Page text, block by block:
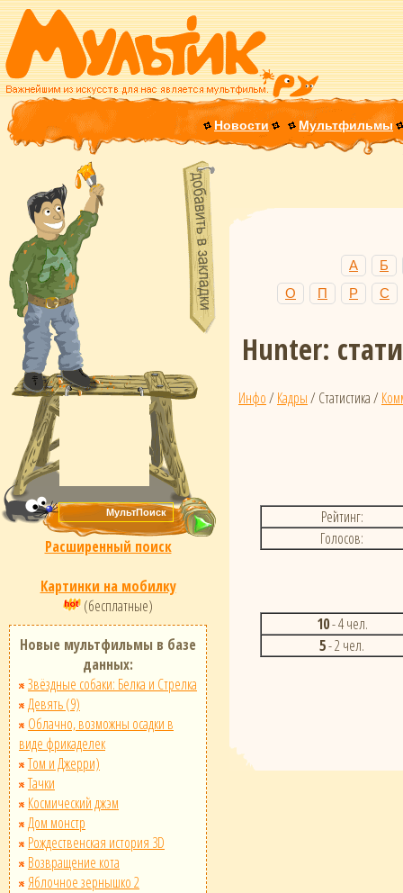
Новости Мультфильмы
Расширенный поиск
Картинки на мобилку
(бесплатные)
Новые мультфильмы в базе
данных:
Звёздные собаки: Белка и Стрелка
Девять (9)
Облачно, возможны осадки в
виде фрикаделек
Том и Джерри)
Тачки
Космический джэм
Дом монстр
Рождественская история 3D
Возвращение кота
Яблочное зернышко 2
А
Б
О
П Р С
Hunter:
Инфо/ Кадры/ Статистика /
Рейтинг:
Голосов:
10- 4 чел.
5- 2 чел.